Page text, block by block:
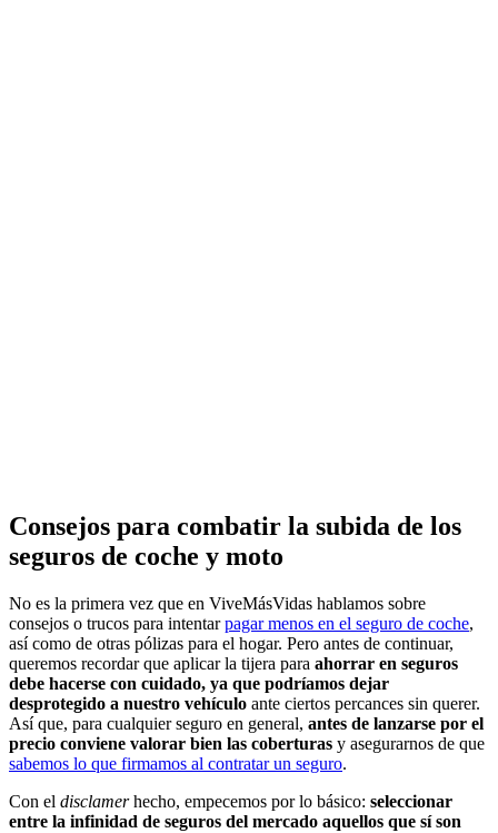
Consejos para combatir la subida de los
seguros de coche y moto
No es la primera vez que en ViveMásVidas hablamos sobre
consejos o trucos para intentarpagar menos en el seguro de coche,
así como de otras pólizas para el hogar. Pero antes de continuar,
queremos recordar que aplicar la tijera para ahorrar en seguros
debe hacerse con cuidado, ya que podríamos dejar
desprotegido a nuestro vehículo ante ciertos percances sin querer.
Así que, para cualquier seguro en general, antes de lanzarse por el
precio conviene valorar bien las coberturas y asegurarnos de que
sabemos lo que firmamos al contratar un seguro.
Con el disclamerhecho, empecemos por lo básico: seleccionar
entre la infinidad de seguros del mercado aquellos que sí son